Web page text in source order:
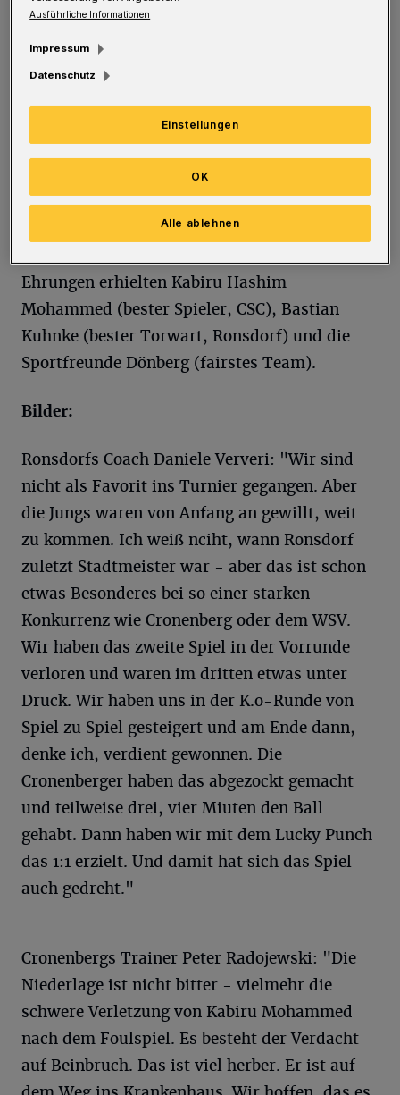
Foto: Dirk Freund
Dritter wurde der Regionalligist WSV nach
einem 4:3 im Neunmeterschießen gegen den
Landesligisten FSV Vohwinkel. Die
Torjägerkanone ging an Enes Topal (WSV) und
Ehrungen erhielten Kabiru Hashim
Mohammed (bester Spieler, CSC), Bastian
Kuhnke (bester Torwart, Ronsdorf) und die
Sportfreunde Dönberg (fairstes Team).
Bilder:
Ronsdorfs Coach Daniele Ververi: "Wir sind
nicht als Favorit ins Turnier gegangen. Aber
die Jungs waren von Anfang an gewillt, weit
zu kommen. Ich weiß nciht, wann Ronsdorf
zuletzt Stadtmeister war - aber das ist schon
etwas Besonderes bei so einer starken
Konkurrenz wie Cronenberg oder dem WSV.
Wir haben das zweite Spiel in der Vorrunde
verloren und waren im dritten etwas unter
Druck. Wir haben uns in der K.o-Runde von
Spiel zu Spiel gesteigert und am Ende dann,
denke ich, verdient gewonnen. Die
Cronenberger haben das abgezockt gemacht
und teilweise drei, vier Miuten den Ball
gehabt. Dann haben wir mit dem Lucky Punch
das 1:1 erzielt. Und damit hat sich das Spiel
auch gedreht."
Cronenbergs Trainer Peter Radojewski: "Die
Niederlage ist nicht bitter - vielmehr die
schwere Verletzung von Kabiru Mohammed
nach dem Foulspiel. Es besteht der Verdacht
auf Beinbruch. Das ist viel herber. Er ist auf
Ausführliche Informationen
Impressum
Datenschutz
Einstellungen
Alle ablehnen
OK